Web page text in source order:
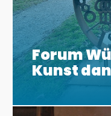
Forum
Kunst